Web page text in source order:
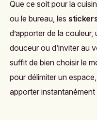
Que ce soit pour la
ou le bureau, les
d’apporter de la
douceur ou d’inviter au
suffit de bien choisir le
pour délimiter un
apporter